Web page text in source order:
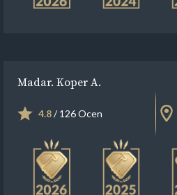
Madar. Koper A.
4.8/ 126 Ocen